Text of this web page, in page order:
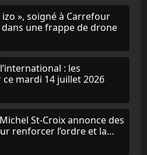
izo », soigné à Carrefour
une frappe de drone
: les
mardi 14 juillet 2026
St-Croix annonce des
renforcer l’ordre et la